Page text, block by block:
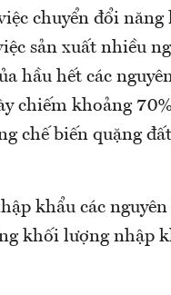
chuyển đổi
sản xuất nhiều
hầu hết các
chiếm khoảng
chế biến quặng
khẩu các
khối lượng nhập